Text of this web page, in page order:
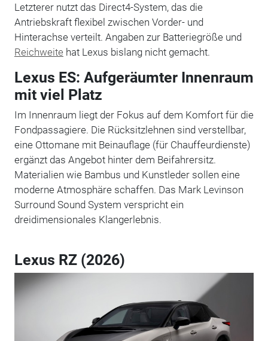
Letzterer nutzt das Direct4-System, das die
Antriebskraft flexibel zwischen Vorder- und
Hinterachse verteilt. Angaben zur Batteriegröße und
Reichweite hat Lexus bislang nicht gemacht.
Lexus ES: Aufgeräumter Innenraum
mit viel Platz
Im Innenraum liegt der Fokus auf dem Komfort für die
Fondpassagiere. Die Rücksitzlehnen sind verstellbar,
eine Ottomane mit Beinauflage (für Chauffeurdienste)
ergänzt das Angebot hinter dem Beifahrersitz.
Materialien wie Bambus und Kunstleder sollen eine
moderne Atmosphäre schaffen. Das Mark Levinson
Surround Sound System verspricht ein
dreidimensionales Klangerlebnis.
Lexus RZ (2026)